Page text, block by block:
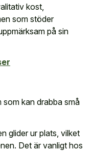
kost,
som stöder
på sin
som kan drabba små
glider ur plats, vilket
Det är vanligt hos